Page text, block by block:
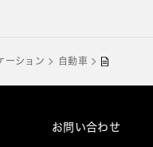
ーション 自動車
お問い合わせ